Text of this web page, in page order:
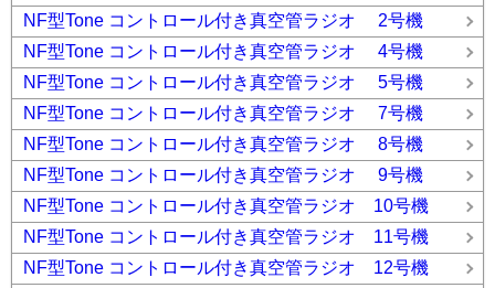
NF型Tone コントロール付き真空管ラジオ 2号機
NF型Tone コントロール付き真空管ラジオ 4号機
NF型Tone コントロール付き真空管ラジオ 5号機
NF型Tone コントロール付き真空管ラジオ 7号機
NF型Tone コントロール付き真空管ラジオ 8号機
NF型Tone コントロール付き真空管ラジオ 9号機
NF型Tone コントロール付き真空管ラジオ 10号機
NF型Tone コントロール付き真空管ラジオ 11号機
NF型Tone コントロール付き真空管ラジオ 12号機